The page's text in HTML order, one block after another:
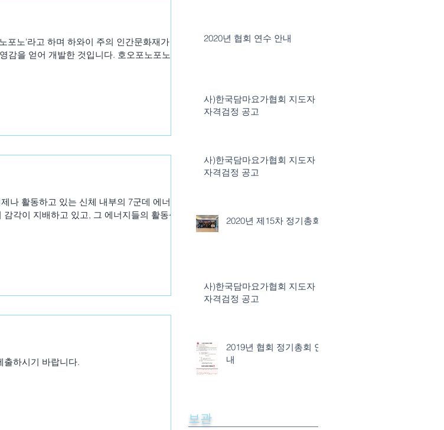
노'라고 하며 하와이 주의 인간문화재가 된
을 얻어 개발한 것입니다. 호오포노포노는
나 활동하고 있는 신체 내부의 7군데 에너지
지배하고 있고, 그 에너지들의 활동성
출하시기 바랍니다.
2020년 협회 연수 안내
사)한국담마요가협회 지도자
자격검정 공고
사)한국담마요가협회 지도자
자격검정 공고
2020년 제15차 정기총회
사)한국담마요가협회 지도자
자격검정 공고
2019년 협회 정기총회 안
내
보관